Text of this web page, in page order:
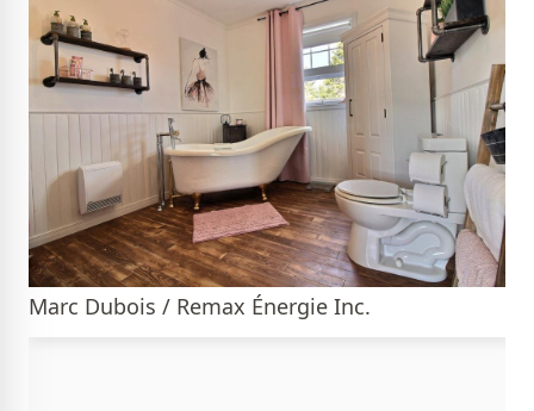
Marc Dubois / Remax Énergie Inc.